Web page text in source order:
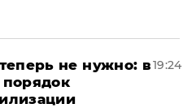
не нужно: в19:24